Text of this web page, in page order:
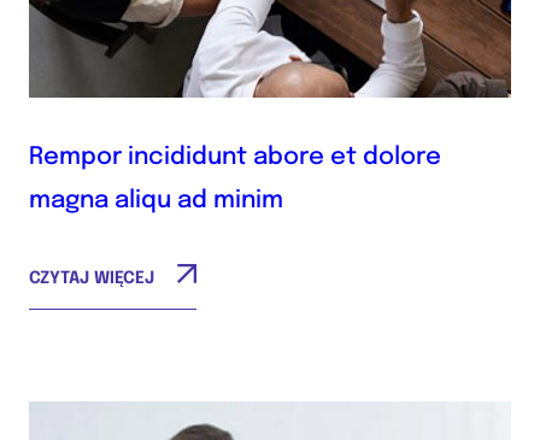
Rempor incididunt abore et dolore
magna aliqu ad minim
CZYTAJ WIĘCEJ